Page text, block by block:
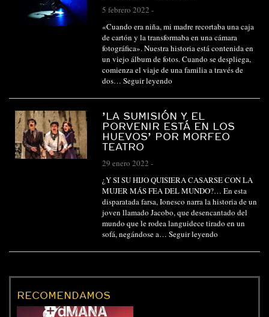
5 febrero 2022 -
«Cuando era niña, mi madre recortaba una caja
de cartón y la transformaba en una cámara
fotográfica». Nuestra historia está contenida en
un viejo álbum de fotos. Cuando se despliega,
comienza el viaje de una familia a través de
dos… Seguir leyendo
’LA SUMISIÓN Y EL
PORVENIR ESTÁ EN LOS
HUEVOS’ POR MORFEO
TEATRO
29 enero 2022 -
¿Y SI SU HIJO QUISIERA CASARSE CON LA
MUJER MÁS FEA DEL MUNDO?… En esta
disparatada farsa, Ionesco narra la historia de un
joven llamado Jacobo, que desencantado del
mundo que le rodea languidece tirado en un
sofá, negándose a… Seguir leyendo
RECOMENDAMOS